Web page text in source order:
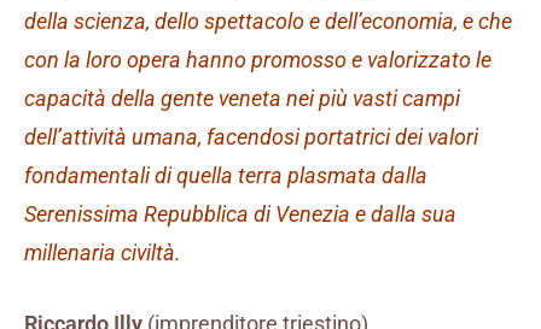
della scienza, dello spettacolo e dell’economia, e che
con la loro opera hanno promosso e valorizzato le
capacità della gente veneta nei più vasti campi
dell’attività umana, facendosi portatrici dei valori
fondamentali di quella terra plasmata dalla
Serenissima Repubblica di Venezia e dalla sua
millenaria civiltà.
Riccardo Illy (imprenditore triestino)